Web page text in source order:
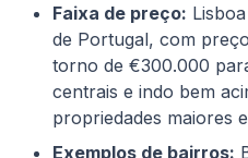
Faixa de preço:
de Portugal, com
torno de €300.000
centrais e indo bem
propriedades maiores
Exemplos de bairros: